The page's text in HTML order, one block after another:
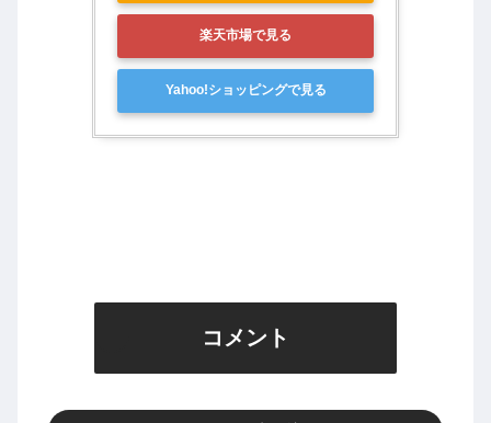
楽天市場で見る
Yahoo!ショッピングで見る
コメント